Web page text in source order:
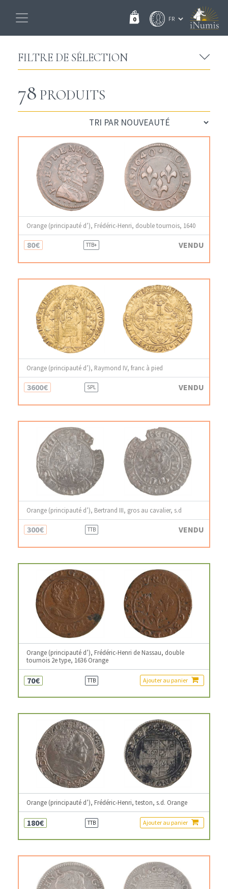
0
FILTRE DE SÉLECTION
78 PRODUITS
Orange (principauté d’), Frédéric-Henri, double tournois, 1640
80€ TTB+ VENDU
Orange (principauté d’), Raymond IV, franc à pied
3600€ SPL VENDU
Orange (principauté d’), Bertrand III, gros au cavalier, s.d
300€ TTB VENDU
Orange (principauté d’), Frédéric-Henri de Nassau, double
tournois 2e type, 1636 Orange
70€ TTB Ajouter au panier
Orange (principauté d’), Frédéric-Henri, teston, s.d. Orange
180€ TTB Ajouter au panier